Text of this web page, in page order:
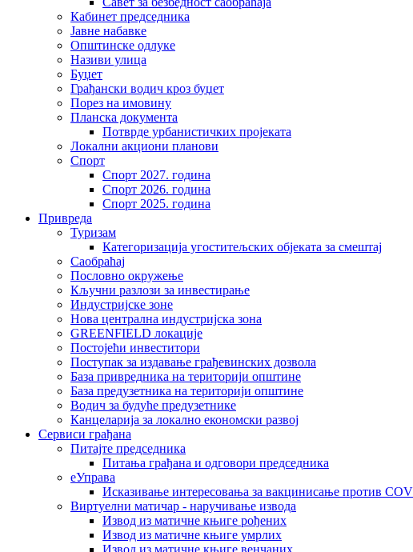
Кабинет председника
Јавне набавке
Општинске одлуке
Називи улица
Буџет
Грађански водич кроз буџет
Порез на имовину
Планска документа
Потврде урбанистичких пројеката
Локални акциони планови
Спорт
Спорт 2027. година
Спорт 2026. година
Спорт 2025. година
Привреда
Туризам
Категоризација угоститељских објеката за смештај
Саобраћај
Пословно окружење
Кључни разлози за инвестирање
Индустријске зоне
Нова централна индустријска зона
GREENFIELD локације
Постојећи инвеститори
Поступак за издавање грађевинских дозвола
База привредника на територији општине
База предузетника на територији општине
Водич за будуће предузетнике
Канцеларија за локално економски развој
Сервиси грађана
Питајте председника
Питања грађана и одговори председника
еУправа
Исказивање интересовања за вакцинисање против
Виртуелни матичар - наручивање извода
Извод из матичне књиге рођених
Извод из матичне књиге умрлих
Извод из матичне књиге венчаних